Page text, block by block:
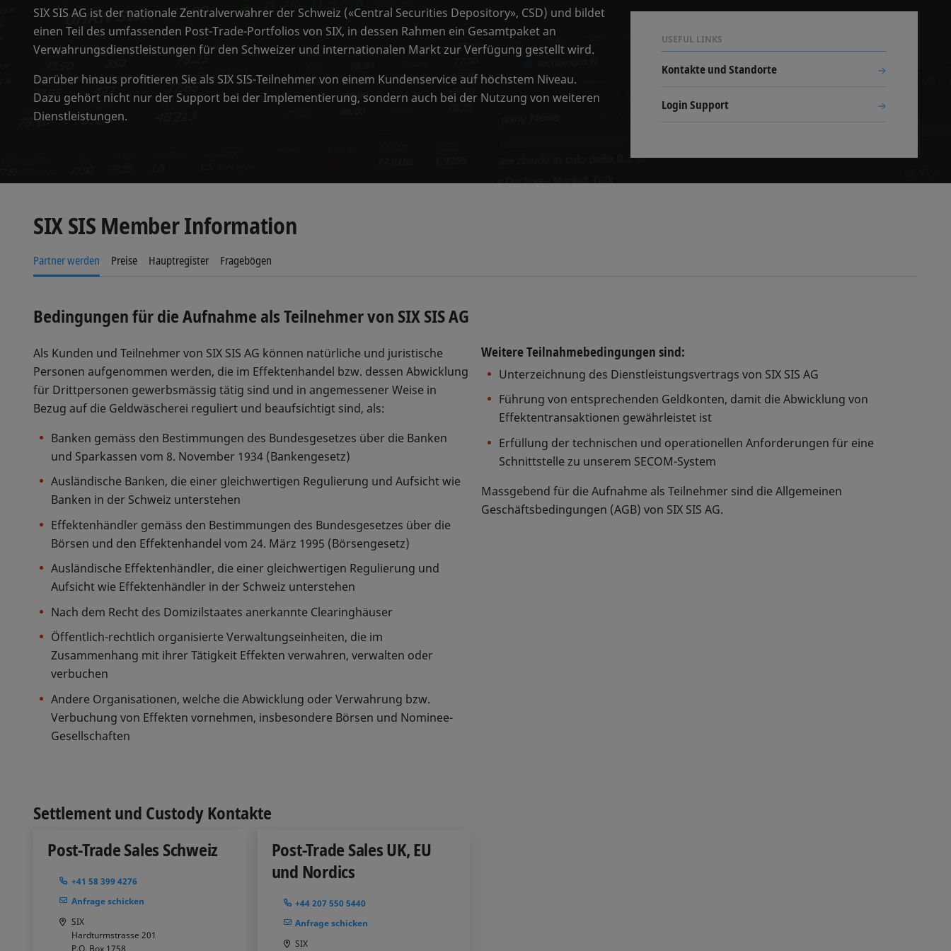
SIX SIS AG ist der nationale Zentralverwahrer der Schweiz («Central Securities Depository», CSD) und bildet
einen Teil des umfassenden Post-Trade-Portfolios von SIX, in dessen Rahmen ein Gesamtpaket an
Verwahrungsdienstleistungen für den Schweizer und internationalen Markt zur Verfügung gestellt wird.
Darüber hinaus profitieren Sie als SIX SIS-Teilnehmer von einem Kundenservice auf höchstem Niveau.
Dazu gehört nicht nur der Support bei der Implementierung, sondern auch bei der Nutzung von weiteren
Dienstleistungen.
USEFUL LINKS
Kontakte und Standorte
Login Support
SIX SIS Member Information
Partner werden Preise Hauptregister Fragebögen
Bedingungen für die Aufnahme als Teilnehmer von SIX SIS AG
Als Kunden und Teilnehmer von SIX SIS AG können natürliche und juristische
Personen aufgenommen werden, die im Effektenhandel bzw. dessen Abwicklung
für Drittpersonen gewerbsmässig tätig sind und in angemessener Weise in
Bezug auf die Geldwäscherei reguliert und beaufsichtigt sind, als:
Banken gemäss den Bestimmungen des Bundesgesetzes über die Banken
und Sparkassen vom 8. November 1934 (Bankengesetz)
Ausländische Banken, die einer gleichwertigen Regulierung und Aufsicht wie
Banken in der Schweiz unterstehen
Effektenhändler gemäss den Bestimmungen des Bundesgesetzes über die
Börsen und den Effektenhandel vom 24. März 1995 (Börsengesetz)
Ausländische Effektenhändler, die einer gleichwertigen Regulierung und
Aufsicht wie Effektenhändler in der Schweiz unterstehen
Nach dem Recht des Domizilstaates anerkannte Clearinghäuser
Öffentlich-rechtlich organisierte Verwaltungseinheiten, die im
Zusammenhang mit ihrer Tätigkeit Effekten verwahren, verwalten oder
verbuchen
Andere Organisationen, welche die Abwicklung oder Verwahrung bzw.
Verbuchung von Effekten vornehmen, insbesondere Börsen und Nominee-
Gesellschaften
Weitere Teilnahmebedingungen sind:
Unterzeichnung des Dienstleistungsvertrags von SIX SIS AG
Führung von entsprechenden Geldkonten, damit die Abwicklung von
Effektentransaktionen gewährleistet ist
Erfüllung der technischen und operationellen Anforderungen für eine
Schnittstelle zu unserem SECOM-System
Massgebend für die Aufnahme als Teilnehmer sind die Allgemeinen
Geschäftsbedingungen (AGB) von SIX SIS AG.
Settlement und Custody Kontakte
Post-Trade Sales Schweiz
+41 58 399 4276
Anfrage schicken
SIX
Hardturmstrasse 201
P.O. Box 1758
Post-Trade Sales UK, EU
und Nordics
+44 207 550 5440
Anfrage schicken
SIX